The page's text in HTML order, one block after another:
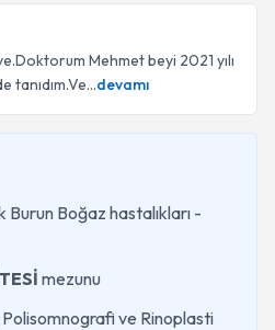
Mehmet beyi 2021 yılı
devamı
Burun Boğaz hastalıkları -
mezunu
ve Rinoplasti